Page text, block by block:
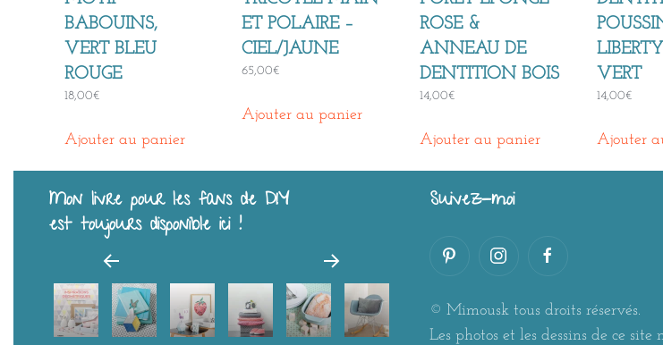
BABOUINS,
VERT BLEU
ROUGE
18,00€
Ajouter au panier
ET POLAIRE –
CIEL/JAUNE
65,00€
Ajouter au panier
ROSE &
ANNEAU DE
DENTITION BOIS
14,00€
Ajouter au panier
VERT
14,00€
Ajouter
Mon livre pour les fans de DIY
est toujours disponible ici !
Suivez-moi
© Mimousk tous droits réservés.
Les photos et les dessins de ce